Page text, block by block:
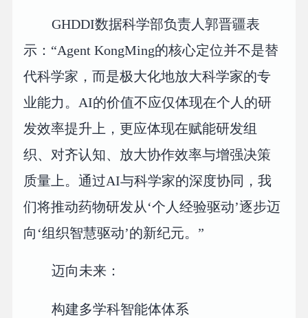
GHDDI数据科学部负责人郭晋疆表
示：“Agent KongMing的核心定位并不是替
代科学家，而是极大化地放大科学家的专
业能力。AI的价值不应仅体现在个人的研
发效率提升上，更应体现在赋能研发组
织、对齐认知、放大协作效率与增强决策
质量上。通过AI与科学家的深度协同，我
们将推动药物研发从‘个人经验驱动’逐步迈
向‘组织智慧驱动’的新纪元。”
迈向未来：
构建多学科智能体体系